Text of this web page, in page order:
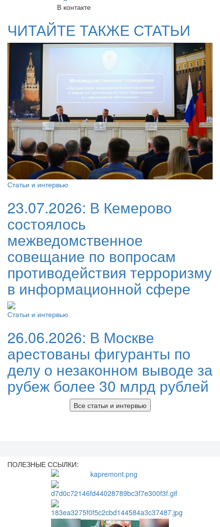
В контакте
ЧИТАЙТЕ ТАКЖЕ СТАТЬИ
Статьи и интервью
23.07.2026: В Кемерово
состоялось
межведомственное
совещание по вопросам
противодействия терроризму
в информационной сфере
Статьи и интервью
26.06.2026: В Москве
арестованы фигуранты по
делу о незаконном выводе за
рубеж более 30 млрд рублей
Все статьи и интервью
ПОЛЕЗНЫЕ ССЫЛКИ: